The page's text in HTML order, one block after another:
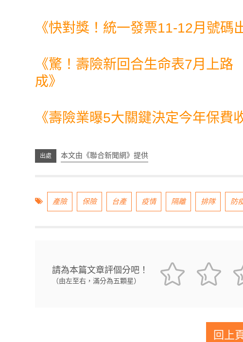
《快對獎！統一發票11-12月號
《驚！壽險新回合生命表7月上
成》
《壽險業曝5大關鍵決定今年保
本文由《聯合新聞網》提供
產險 保險 台產 疫情 隔離 排隊 防
請為本篇文章評個分吧！
（由左至右，滿分為五顆星）
回上